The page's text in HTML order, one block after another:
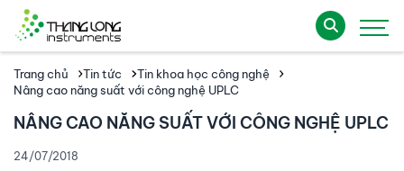
Trang chủ Tin tức
Tin khoa học công nghệ
Nâng cao năng suất với công nghệ UPLC
NÂNG CAO NĂNG SUẤT VỚI CÔNG NGHỆ UPLC
24/07/2018